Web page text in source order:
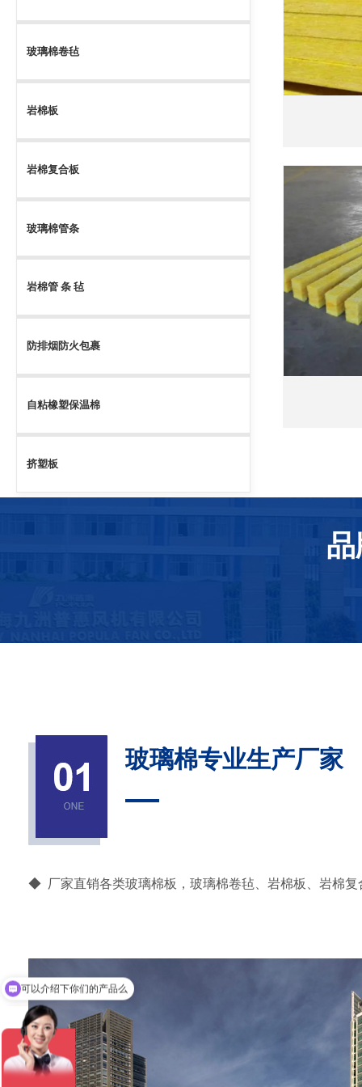
玻璃棉卷毡
岩棉板
岩棉复合板
玻璃棉管条
岩棉管 条 毡
防排烟防火包裹
自粘橡塑保温棉
挤塑板
玻璃棉专业生产厂家
◆ 厂家直销各类玻璃棉板，玻璃棉卷毡、岩棉板、岩棉复
可以介绍下你们的产品么
你们是怎么收费的呢